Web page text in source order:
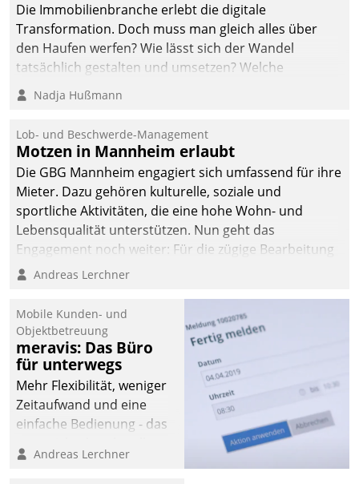
Die Immobilienbranche erlebt die digitale
Transformation. Doch muss man gleich alles über
den Haufen werfen? Wie lässt sich der Wandel
tatsächlich gestalten und umsetzen? Welche
Argumente zählen wirklich?
Nadja Hußmann
Lob- und Beschwerde-Management
Motzen in Mannheim erlaubt
Die GBG Mannheim engagiert sich umfassend für ihre
Mieter. Dazu gehören kulturelle, soziale und
sportliche Aktivitäten, die eine hohe Wohn- und
Lebensqualität unterstützen. Nun geht das
Engagement noch weiter: Für die zügige Bearbeitung
von Beschwerden – oder Lob – richtet das
und Beschwerde-Management einen eigenen Kanal
ein.
Andreas Lerchner
Mobile Kunden- und
Objektbetreuung
meravis: Das Büro
für unterwegs
Mehr Flexibilität, weniger
Zeitaufwand und eine
einfache Bedienung - das
Cockpit für mobile
Andreas Lerchner